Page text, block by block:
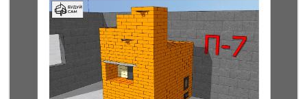
FacebookViberTelegramWhatsApp
Pinterest